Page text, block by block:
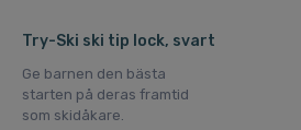
Try-Ski ski tip lock, svart
Ge barnen den bästa
starten på deras framtid
som skidåkare.